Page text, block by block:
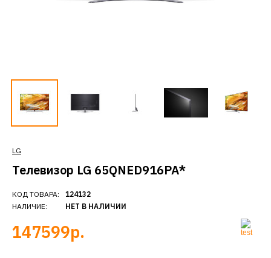
LG
Телевизор LG 65QNED916PA*
КОД ТОВАРА:
НАЛИЧИЕ:
124132
НЕТ В НАЛИЧИИ
147599р.